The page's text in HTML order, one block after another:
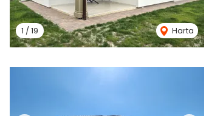
1 /19 Harta